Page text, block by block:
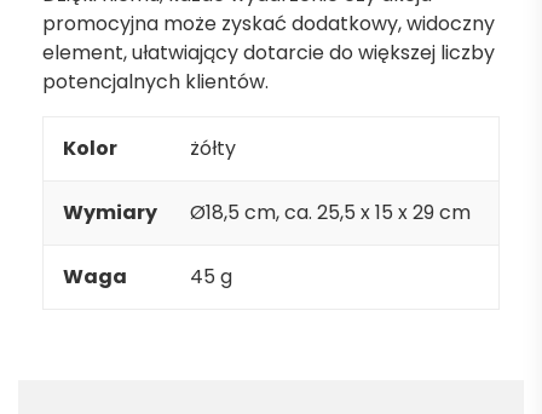
promocyjna może zyskać dodatkowy, widoczny
element, ułatwiający dotarcie do większej liczby
potencjalnych klientów.
Kolor żółty
Wymiary Ø18,5 cm, ca. 25,5 x 15 x 29 cm
Waga 45 g